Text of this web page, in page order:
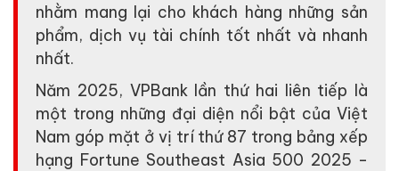
nhằm mang lại cho khách hàng những sản
phẩm, dịch vụ tài chính tốt nhất và nhanh
nhất.
Năm 2025, VPBank lần thứ hai liên tiếp là
một trong những đại diện nổi bật của Việt
Nam góp mặt ở vị trí thứ 87 trong bảng xếp
hạng Fortune Southeast Asia 500 2025 -